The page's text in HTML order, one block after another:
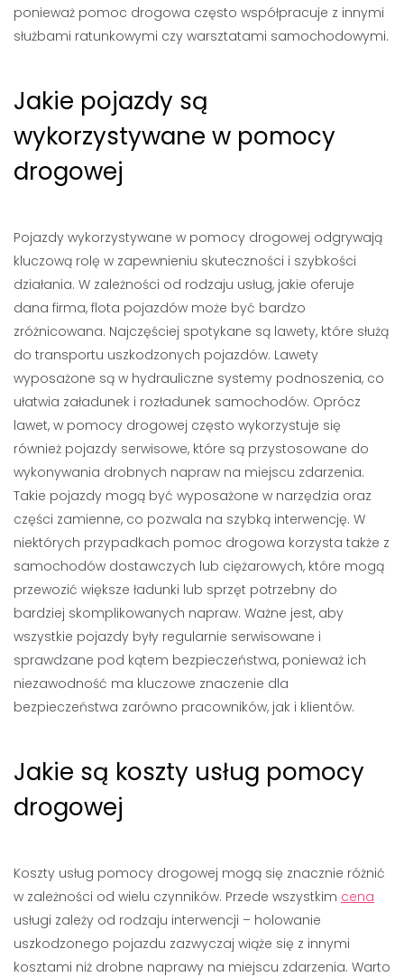
ponieważ pomoc drogowa często współpracuje z innymi
służbami ratunkowymi czy warsztatami samochodowymi.
Jakie pojazdy są
wykorzystywane w pomocy
drogowej
Pojazdy wykorzystywane w pomocy drogowej odgrywają
kluczową rolę w zapewnieniu skuteczności i szybkości
działania. W zależności od rodzaju usług, jakie oferuje
dana firma, flota pojazdów może być bardzo
zróżnicowana. Najczęściej spotykane są lawety, które służą
do transportu uszkodzonych pojazdów. Lawety
wyposażone są w hydrauliczne systemy podnoszenia, co
ułatwia załadunek i rozładunek samochodów. Oprócz
lawet, w pomocy drogowej często wykorzystuje się
również pojazdy serwisowe, które są przystosowane do
wykonywania drobnych napraw na miejscu zdarzenia.
Takie pojazdy mogą być wyposażone w narzędzia oraz
części zamienne, co pozwala na szybką interwencję. W
niektórych przypadkach pomoc drogowa korzysta także z
samochodów dostawczych lub ciężarowych, które mogą
przewozić większe ładunki lub sprzęt potrzebny do
bardziej skomplikowanych napraw. Ważne jest, aby
wszystkie pojazdy były regularnie serwisowane i
sprawdzane pod kątem bezpieczeństwa, ponieważ ich
niezawodność ma kluczowe znaczenie dla
bezpieczeństwa zarówno pracowników, jak i klientów.
Jakie są koszty usług pomocy
drogowej
Koszty usług pomocy drogowej mogą się znacznie różnić
w zależności od wielu czynników. Przede wszystkim cena
usługi zależy od rodzaju interwencji – holowanie
uszkodzonego pojazdu zazwyczaj wiąże się z innymi
kosztami niż drobne naprawy na miejscu zdarzenia. Warto